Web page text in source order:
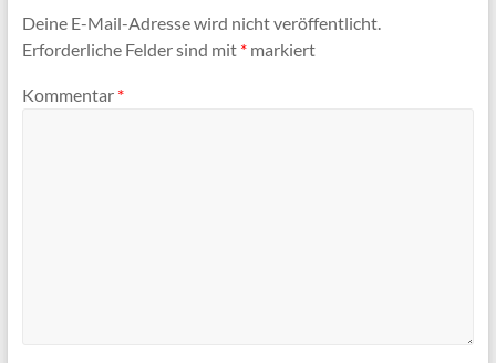
Deine E-Mail-Adresse wird nicht veröffentlicht.
Erforderliche Felder sind mit *markiert
Kommentar *